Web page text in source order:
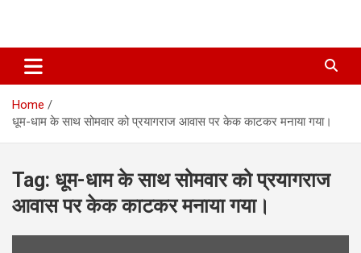
Home
धूम-धाम के साथ सोमवार को प्रयागराज आवास पर केक काटकर मनाया गया।
Tag: धूम-धाम के साथ सोमवार को प्रयागराज
आवास पर केक काटकर मनाया गया।